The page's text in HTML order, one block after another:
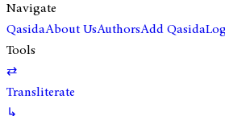
Navigate
QasidaAbout UsAuthorsAdd Qasida
Tools
⇄
Transliterate